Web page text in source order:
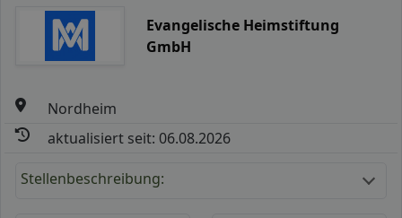
Evangelische Heimstiftung
GmbH
Nordheim
aktualisiert seit: 06.08.2026
Stellenbeschreibung: